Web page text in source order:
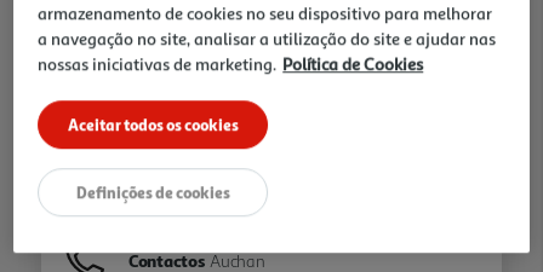
Ir para Homepage
Folhetos
Contactos Auchan
armazenamento de cookies no seu dispositivo para melhorar
a navegação no site, analisar a utilização do site e ajudar nas
nossas iniciativas de marketing. Política de Cookies
Aceitar todos os cookies
Definições de cookies